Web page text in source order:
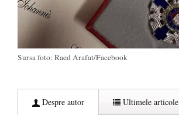
Sursa foto: Raed Arafat/Facebook
Despre autor Ultimele articole